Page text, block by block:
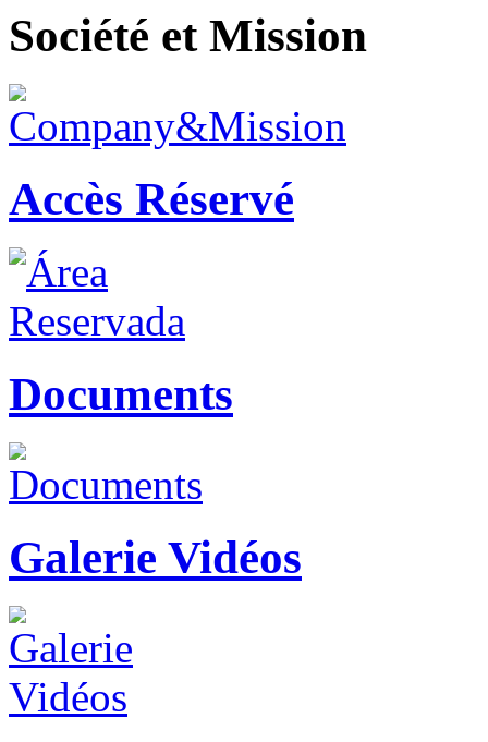
Société et Mission
Accès Réservé
Documents
Galerie Vidéos